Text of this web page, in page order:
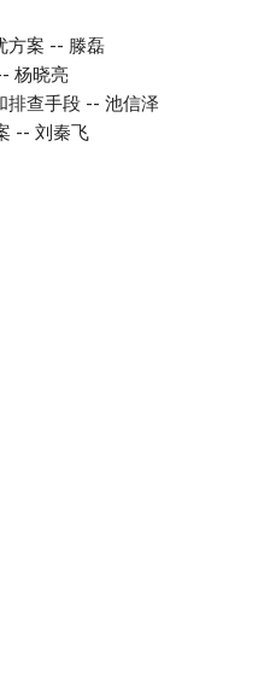
方案 -- 滕磊
杨晓亮
排查手段 -- 池信泽
-- 刘秦飞